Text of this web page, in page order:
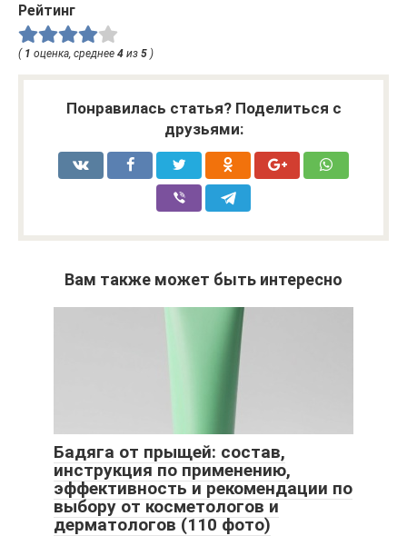
Рейтинг
( 1 оценка, среднее 4 из 5 )
Понравилась статья? Поделиться с
друзьями:
Вам также может быть интересно
Бадяга от прыщей: состав,
инструкция по применению,
эффективность и рекомендации по
выбору от косметологов и
дерматологов (110 фото)